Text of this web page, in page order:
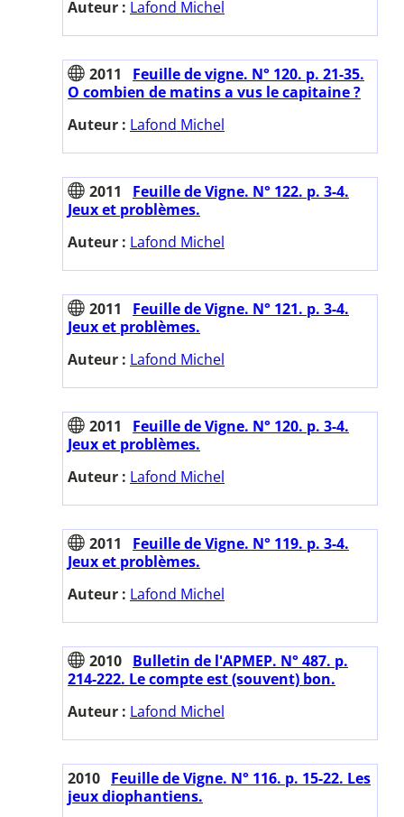
Auteur : Lafond Michel
2011
Feuille de vigne. N° 120. p. 21-35.
O combien de matins a vus le capitaine ?
Auteur : Lafond Michel
2011
Feuille de Vigne. N° 122. p. 3-4.
Jeux et problèmes.
Auteur : Lafond Michel
2011
Feuille de Vigne. N° 121. p. 3-4.
Jeux et problèmes.
Auteur : Lafond Michel
2011
Feuille de Vigne. N° 120. p. 3-4.
Jeux et problèmes.
Auteur : Lafond Michel
2011
Feuille de Vigne. N° 119. p. 3-4.
Jeux et problèmes.
Auteur : Lafond Michel
2010 Bulletin de l'APMEP. N° 487. p.
214-222. Le compte est (souvent) bon.
Auteur : Lafond Michel
2010 Feuille de Vigne. N° 116. p. 15-22. Les
jeux diophantiens.